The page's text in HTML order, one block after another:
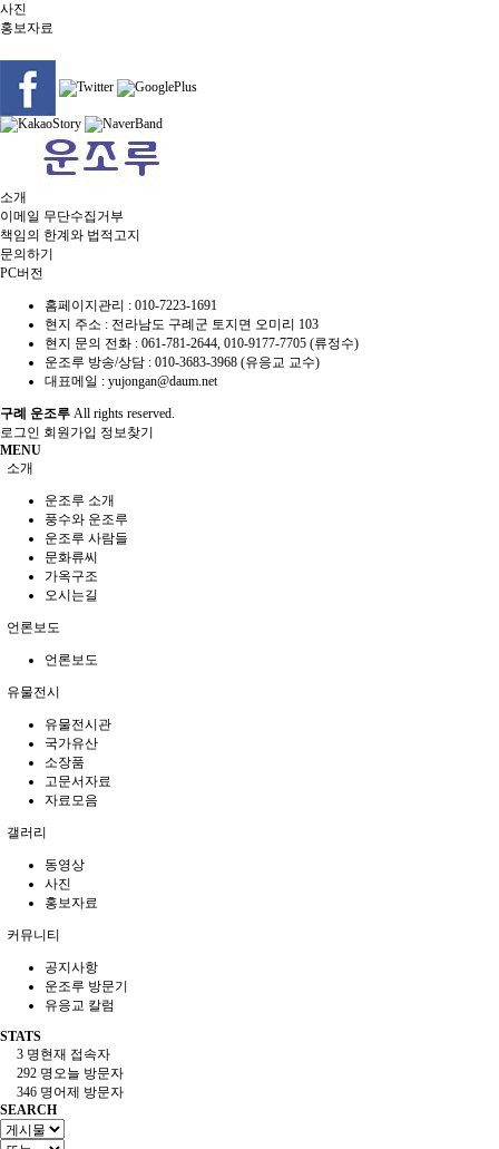
사진
홍보자료
소개
이메일 무단수집거부
책임의 한계와 법적고지
문의하기
PC버전
홈페이지관리 : 010-7223-1691
현지 주소 : 전라남도 구례군 토지면 오미리 103
현지 문의 전화 : 061-781-2644, 010-9177-7705 (류정수)
운조루 방송/상담 : 010-3683-3968 (유응교 교수)
대표메일 : yujongan@daum.net
구례 운조루 All rights reserved.
로그인 회원가입 정보찾기
MENU
소개
운조루 소개
풍수와 운조루
운조루 사람들
문화류씨
가옥구조
오시는길
언론보도
언론보도
유물전시
유물전시관
국가유산
소장품
고문서자료
자료모음
갤러리
동영상
사진
홍보자료
커뮤니티
공지사항
운조루 방문기
유응교 칼럼
STATS
3 명현재 접속자
292 명오늘 방문자
346 명어제 방문자
SEARCH